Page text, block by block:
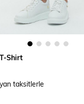
Shirt
taksitlerle